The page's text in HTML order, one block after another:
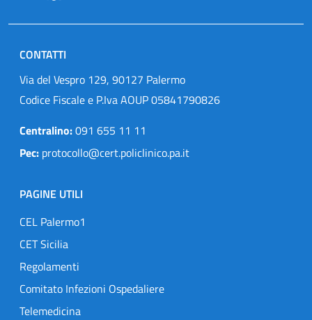
CONTATTI
Via del Vespro 129, 90127 Palermo
Codice Fiscale e P.Iva AOUP 05841790826
Centralino:091 655 11 11
Pec: protocollo@cert.policlinico.pa.it
PAGINE UTILI
CEL Palermo1
CET Sicilia
Regolamenti
Comitato Infezioni Ospedaliere
Telemedicina